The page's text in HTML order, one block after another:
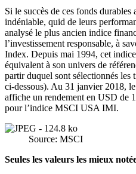
Si le succès de ces fonds durables
indéniable, quid de leurs
analysé le plus ancien indice
l’investissement responsable, à
Index. Depuis mai 1994, cet
équivalent à son univers de
partir duquel sont sélectionnés les
ci-dessous). Au 31 janvier 2018,
affiche un rendement en USD de
pour l’indice MSCI USA IMI.
Source: MSCI
Seules les valeurs les mieux